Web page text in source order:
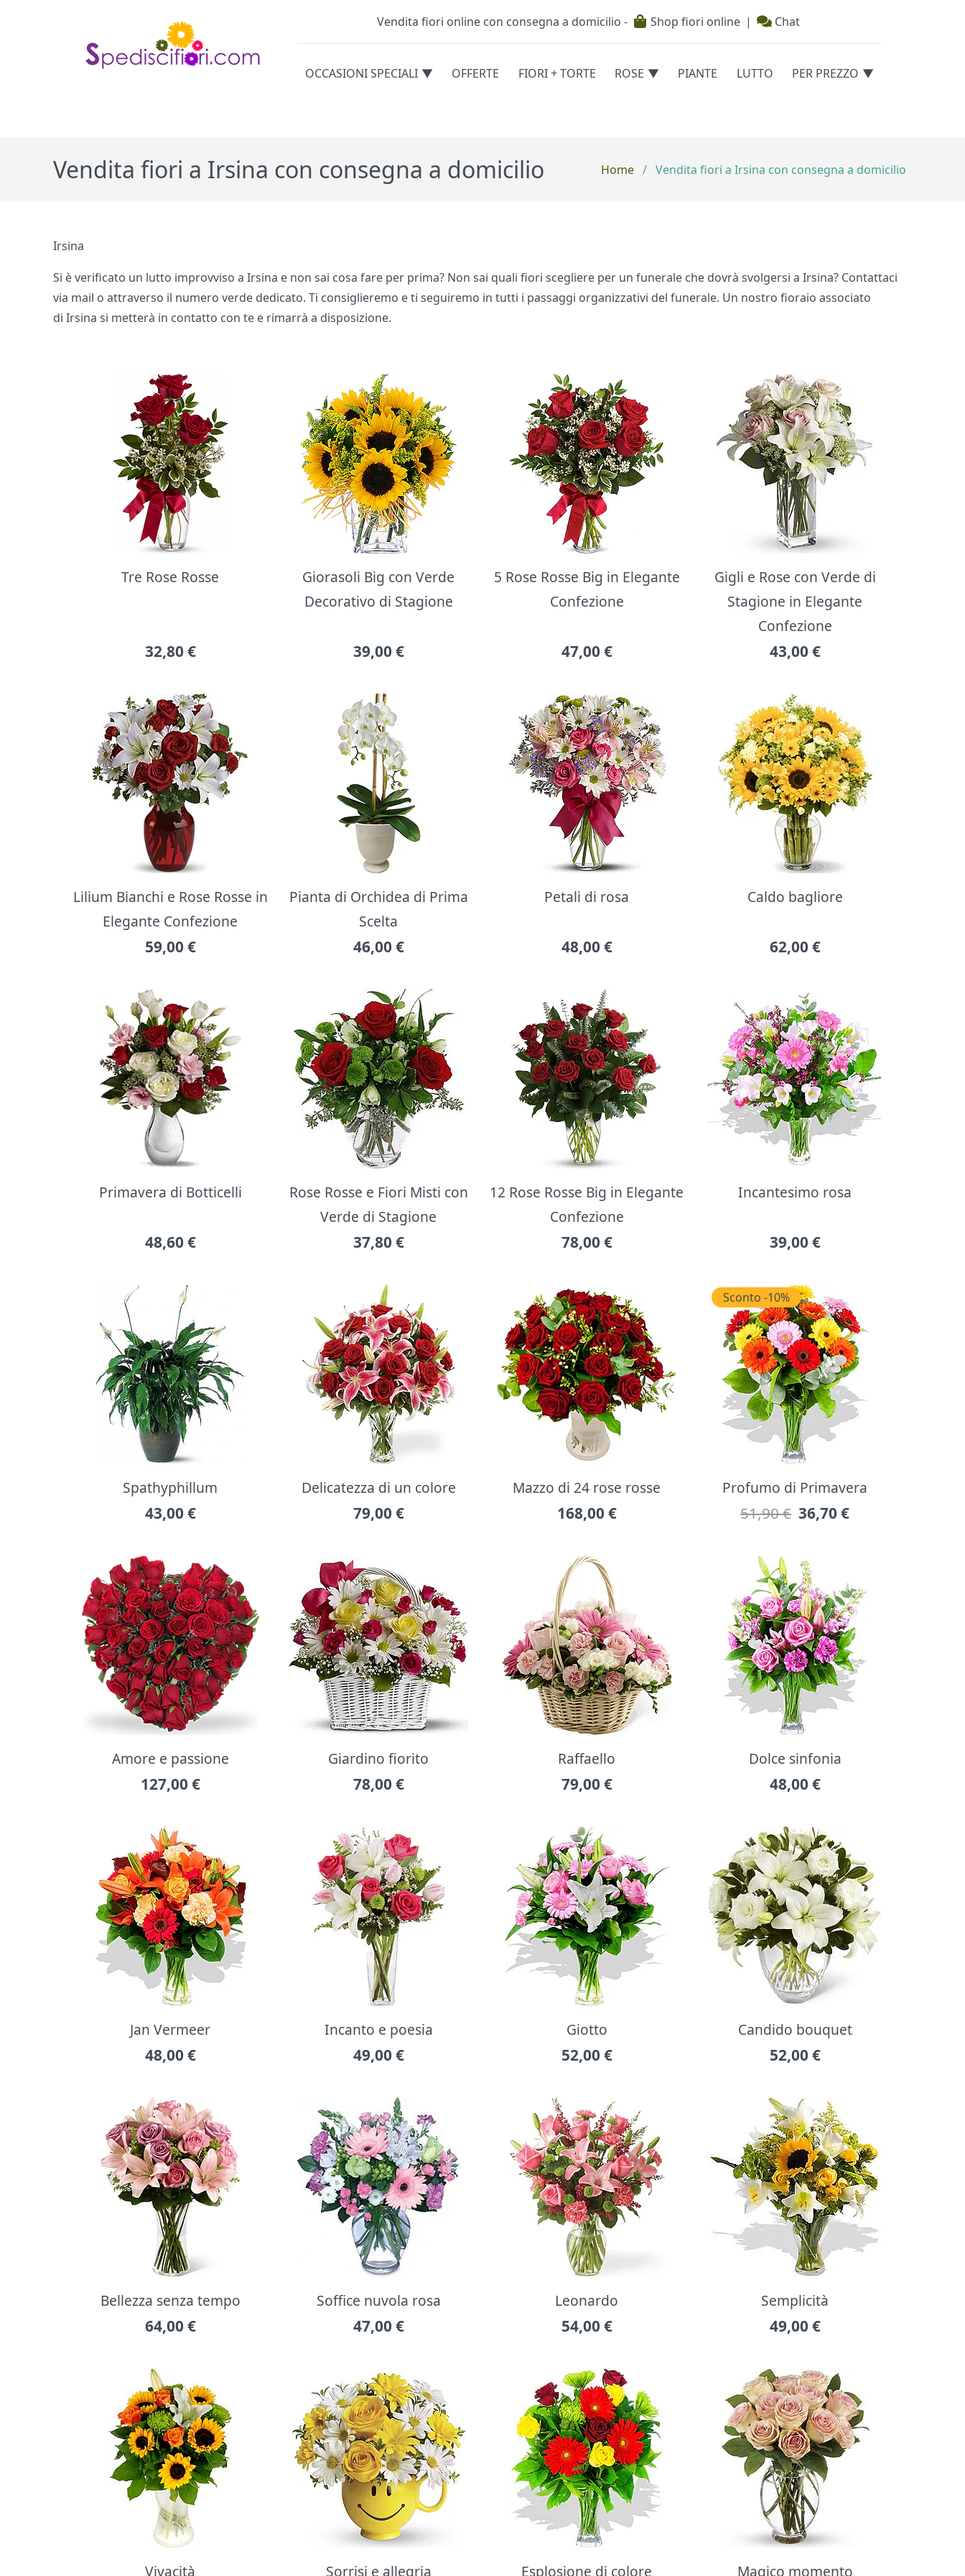
Testata
Vendita fiori online con consegna a domicilio - Shop fiori online | Chat
Categorie
OCCASIONI SPECIALI OFFERTE FIORI + TORTE ROSE PIANTE LUTTO PER PREZZO
Vendita fiori a Irsina con consegna a domicilio Home / Vendita fiori a Irsina con consegna a domicilio
Irsina
Si è verificato un lutto improvviso a Irsina e non sai cosa fare per prima? Non sai quali fiori scegliere per un funerale che dovrà svolgersi a Irsina? Contattaci
via mail o attraverso il numero verde dedicato. Ti consiglieremo e ti seguiremo in tutti i passaggi organizzativi del funerale. Un nostro fioraio associato
di Irsina si metterà in contatto con te e rimarrà a disposizione.
Bouquet di fiori
Tre Rose Rosse
32,80 €
Giorasoli Big con Verde
Decorativo di Stagione
39,00 €
5 Rose Rosse Big in Elegante
Confezione
47,00 €
Gigli e Rose con Verde di
Stagione in Elegante
Confezione
43,00 €
Lilium Bianchi e Rose Rosse in
Elegante Confezione
59,00 €
Pianta di Orchidea di Prima
Scelta
46,00 €
Petali di rosa
48,00 €
Caldo bagliore
62,00 €
Primavera di Botticelli
48,60 €
Rose Rosse e Fiori Misti con
Verde di Stagione
37,80 €
12 Rose Rosse Big in Elegante
Confezione
78,00 €
Incantesimo rosa
39,00 €
Spathyphillum
43,00 €
Delicatezza di un colore
79,00 €
Mazzo di 24 rose rosse
168,00 €
Profumo di Primavera
51,90 € 36,70 €
Sconto -10%
Amore e passione
127,00 €
Giardino fiorito
78,00 €
Raffaello
79,00 €
Dolce sinfonia
48,00 €
Jan Vermeer
48,00 €
Incanto e poesia
49,00 €
Giotto
52,00 €
Candido bouquet
52,00 €
Bellezza senza tempo
64,00 €
Soffice nuvola rosa
47,00 €
Leonardo
54,00 €
Semplicità
49,00 €
Vivacità Sorrisi e allegria Esplosione di colore Magico momento